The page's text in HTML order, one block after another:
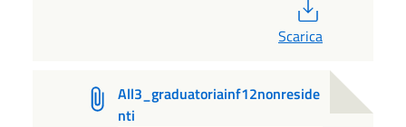
Scarica
All3_graduatoriainf12nonreside
nti